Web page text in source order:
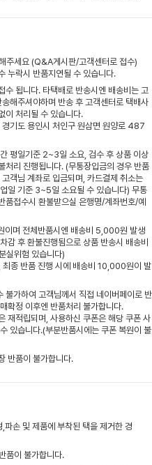
주세요 (Q&A게시판/고객센터로 접수)
누락시 반품지연될 수 있습니다.
수 됩니다. 타택배로 반송시엔 배송비는 고
해주셔야하며 반송 후 고객센터로 택배사
이 처리될 수 있습니다.
기도 용인시 처인구 원삼면 원양로 487
평일기준 2~3일 소요, 검수 후 상품 이상
처리 진행됩니다. (무통장입금의 경우 반품
객님 계좌로 입금되며, 카드결제 취소는
일 기준 3~5일 소요될 수 있습니다) 무통
품접수시 환불받으실 은행명/계좌번호/예
이며 전체반품시엔 배송비 5,000원 발생
감 후 환불진행됨으로 상품 반송시 배송비
실위험 있습니다)
최종 반품 진행 시에 배송비 10,000원이 발
불가하여 고객님께서 직접 네이버페이로 반
확정 이후엔 반품처리 불가합니다.
재적립되며, 사용하신 쿠폰은 해당 쿠폰 사
있습니다.(부분반품시에는 쿠폰 복원이 불
반품이 불가합니다.
파손 및 제품에 부착된 택을 제거한 경
품이 불가합니다.